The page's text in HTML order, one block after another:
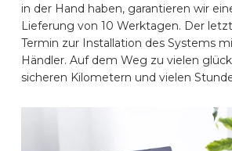
in der Hand haben, garantieren wir
Lieferung von 10 Werktagen. Der
Termin zur Installation des Systems
Händler. Auf dem Weg zu vielen
sicheren Kilometern und vielen